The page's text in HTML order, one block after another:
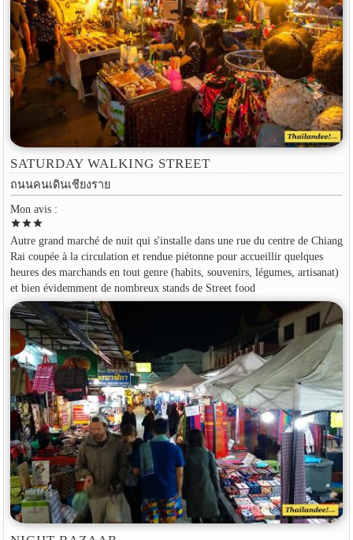
SATURDAY WALKING STREET
ถนนคนเดินเชียงราย
Mon avis :
starstarstar
Autre grand marché de nuit qui s'installe dans une rue du centre de Chiang
Rai coupée à la circulation et rendue piétonne pour accueillir quelques
heures des marchands en tout genre (habits, souvenirs, légumes, artisanat)
et bien évidemment de nombreux stands de Street food